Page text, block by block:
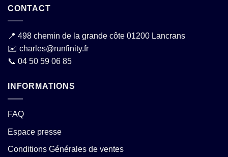
CONTACT
📍 498 chemin de la grande côte 01200 Lancrans
✉️ charles@runfinity.fr
📞 04 50 59 06 85
INFORMATIONS
FAQ
Espace presse
Conditions Générales de ventes